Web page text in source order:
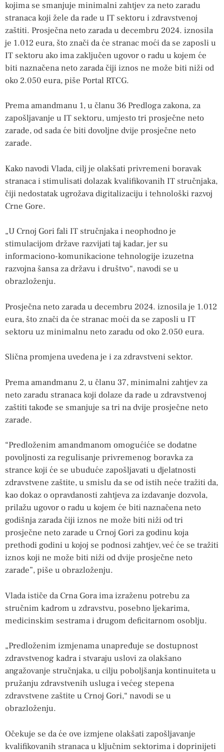
kojima se smanjuje minimalni zahtjev za neto zaradu
stranaca koji žele da rade u IT sektoru i zdravstvenoj
zaštiti. Prosječna neto zarada u decembru 2024. iznosila
je 1.012 eura, što znači da će stranac moći da se zaposli u
IT sektoru ako ima zaključen ugovor o radu u kojem će
biti naznačena neto zarada čiji iznos ne može biti niži od
oko 2.050 eura, piše Portal RTCG.
Prema amandmanu 1, u članu 36 Predloga zakona, za
zapošljavanje u IT sektoru, umjesto tri prosječne neto
zarade, od sada će biti dovoljne dvije prosječne neto
zarade.
Kako navodi Vlada, cilj je olakšati privremeni boravak
stranaca i stimulisati dolazak kvalifikovanih IT stručnjaka,
čiji nedostatak ugrožava digitalizaciju i tehnološki razvoj
Crne Gore.
„U Crnoj Gori fali IT stručnjaka i neophodno je
stimulacijom države razvijati taj kadar, jer su
informaciono-komunikacione tehnologije izuzetna
razvojna šansa za državu i društvo“, navodi se u
obrazloženju.
Prosječna neto zarada u decembru 2024. iznosila je 1.012
eura, što znači da će stranac moći da se zaposli u IT
sektoru uz minimalnu neto zaradu od oko 2.050 eura.
Slična promjena uvedena je i za zdravstveni sektor.
Prema amandmanu 2, u članu 37, minimalni zahtjev za
neto zaradu stranaca koji dolaze da rade u zdravstvenoj
zaštiti takođe se smanjuje sa tri na dvije prosječne neto
zarade.
“Predloženim amandmanom omogućiće se dodatne
povoljnosti za regulisanje privremenog boravka za
strance koji će se ubuduće zapošljavati u djelatnosti
zdravstvene zaštite, u smislu da se od istih neće tražiti da,
kao dokaz o opravdanosti zahtjeva za izdavanje dozvola,
prilažu ugovor o radu u kojem će biti naznačena neto
godišnja zarada čiji iznos ne može biti niži od tri
prosječne neto zarade u Crnoj Gori za godinu koja
prethodi godini u kojoj se podnosi zahtjev, već će se tražiti
iznos koji ne može biti niži od dvije prosječne neto
zarade”, piše u obrazloženju.
Vlada ističe da Crna Gora ima izraženu potrebu za
stručnim kadrom u zdravstvu, posebno ljekarima,
medicinskim sestrama i drugom deficitarnom osoblju.
„Predloženim izmjenama unapređuje se dostupnost
zdravstvenog kadra i stvaraju uslovi za olakšano
angažovanje stručnjaka, u cilju poboljšanja kontinuiteta u
pružanju zdravstvenih usluga i većeg stepena
zdravstvene zaštite u Crnoj Gori,“ navodi se u
obrazloženju.
Očekuje se da će ove izmjene olakšati zapošljavanje
kvalifikovanih stranaca u ključnim sektorima i doprinijeti